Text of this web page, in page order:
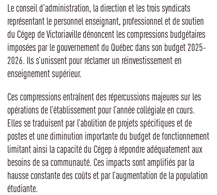
Le conseil d’administration, la direction et les trois syndicats
représentant le personnel enseignant, professionnel et de soutien
du Cégep de Victoriaville dénoncent les compressions budgétaires
imposées par le gouvernement du Québec dans son budget 2025-
2026. Ils s’unissent pour réclamer un réinvestissement en
enseignement supérieur.
Ces compressions entraînent des répercussions majeures sur les
opérations de l’établissement pour l’année collégiale en cours.
Elles se traduisent par l’abolition de projets spécifiques et de
postes et une diminution importante du budget de fonctionnement
limitant ainsi la capacité du Cégep à répondre adéquatement aux
besoins de sa communauté. Ces impacts sont amplifiés par la
hausse constante des coûts et par l’augmentation de la population
étudiante.